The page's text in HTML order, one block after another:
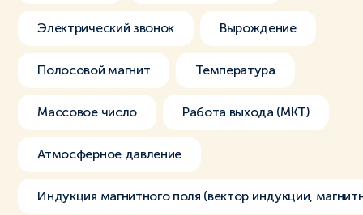
Электрический звонок Вырождение
Полосовой магнит Температура
Массовое число Работа выхода (МКТ)
Атмосферное давление
Индукция магнитного поля (вектор индукции,